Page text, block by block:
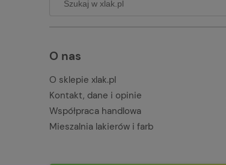
O nas
O sklepie xlak.pl
Kontakt, dane i opinie
Współpraca handlowa
Mieszalnia lakierów i farb